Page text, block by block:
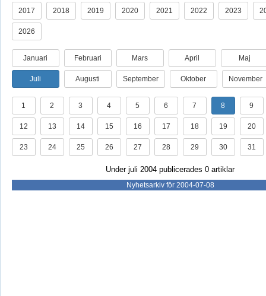
2017 2018 2019 2020 2021 2022 2023
2026
Januari Februari Mars April Maj
Juli Augusti September Oktober November
1 2 3 4 5 6 7 8 9
12 13 14 15 16 17 18 19 20
23 24 25 26 27 28 29 30 31
Under juli 2004 publicerades 0 artiklar
Nyhetsarkiv för 2004-07-08